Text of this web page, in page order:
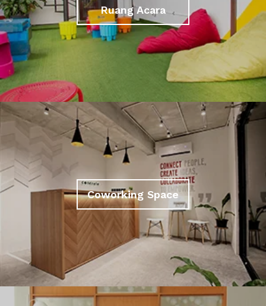
Ruang Acara
Coworking Space